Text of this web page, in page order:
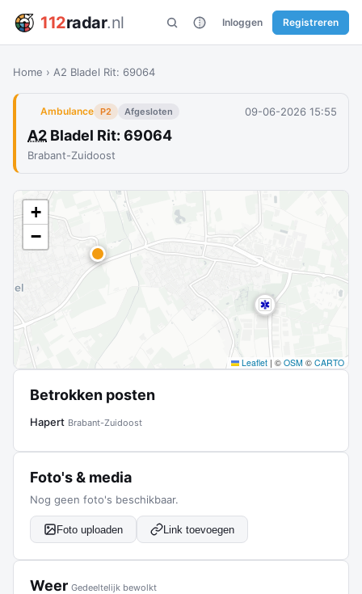
112radar.nl Inloggen Registreren
Home › A2 Bladel Rit: 69064
Ambulance P2 Afgesloten 09-06-2026 15:55
A2 Bladel Rit: 69064
Brabant-Zuidoost
+
−
Leaflet | © OSM © CARTO
Betrokken posten
Hapert Brabant-Zuidoost
Foto's & media
Nog geen foto's beschikbaar.
Foto uploaden Link toevoegen
Weer Gedeeltelijk bewolkt